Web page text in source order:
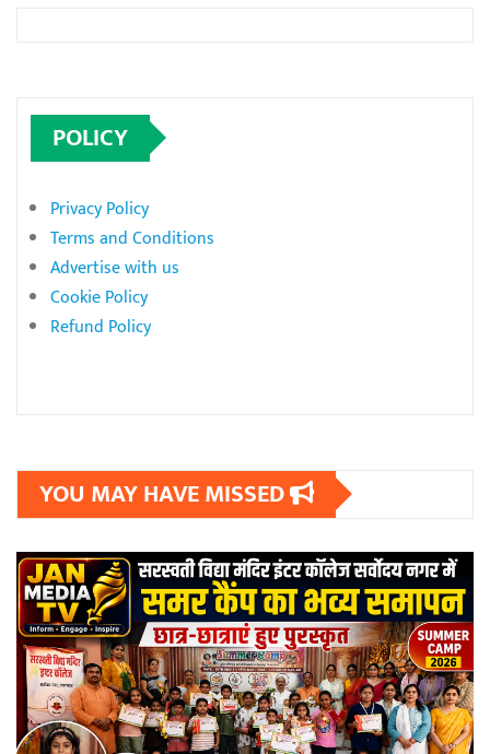
POLICY
Privacy Policy
Terms and Conditions
Advertise with us
Cookie Policy
Refund Policy
YOU MAY HAVE MISSED